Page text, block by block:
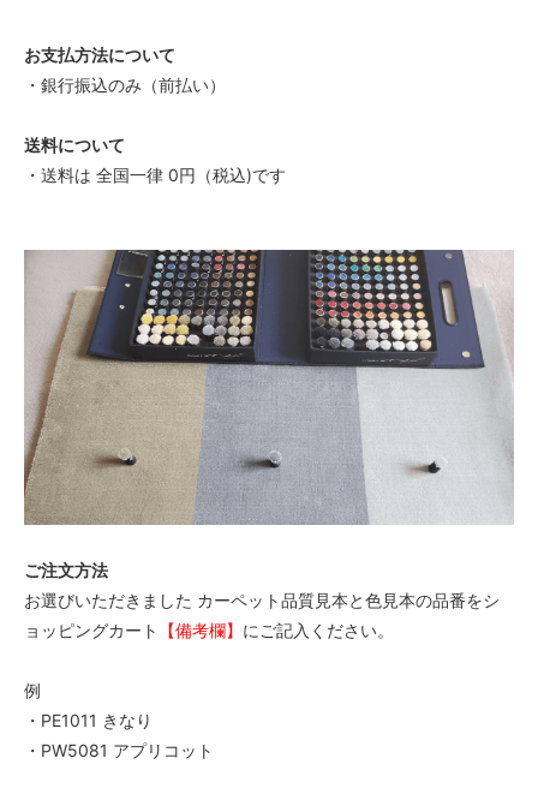
お支払方法について
・銀行振込のみ（前払い）
送料について
・送料は 全国一律 0円（税込)です
ご注文方法
お選びいただきました カーペット品質見本と色見本の品番をシ
ョッピングカート
【備考欄】 にご記入ください。
例
・PE1011 きなり
・PW5081 アプリコット